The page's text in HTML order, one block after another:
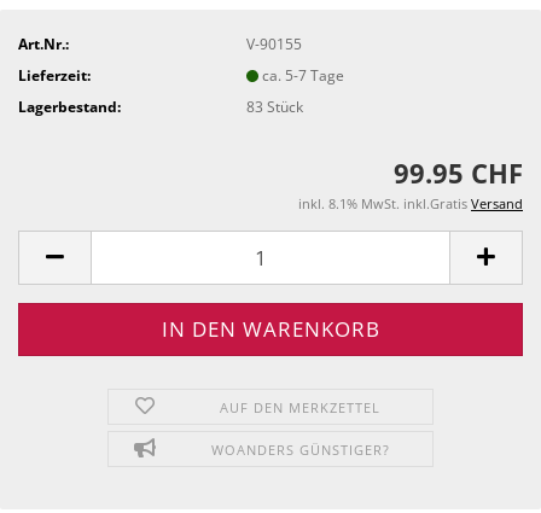
Art.Nr.:
V-90155
Lieferzeit:
ca. 5-7 Tage
Lagerbestand:
83Stück
99.95 CHF
inkl. 8.1% MwSt. inkl.Gratis Versand
AUF DEN MERKZETTEL
WOANDERS GÜNSTIGER?